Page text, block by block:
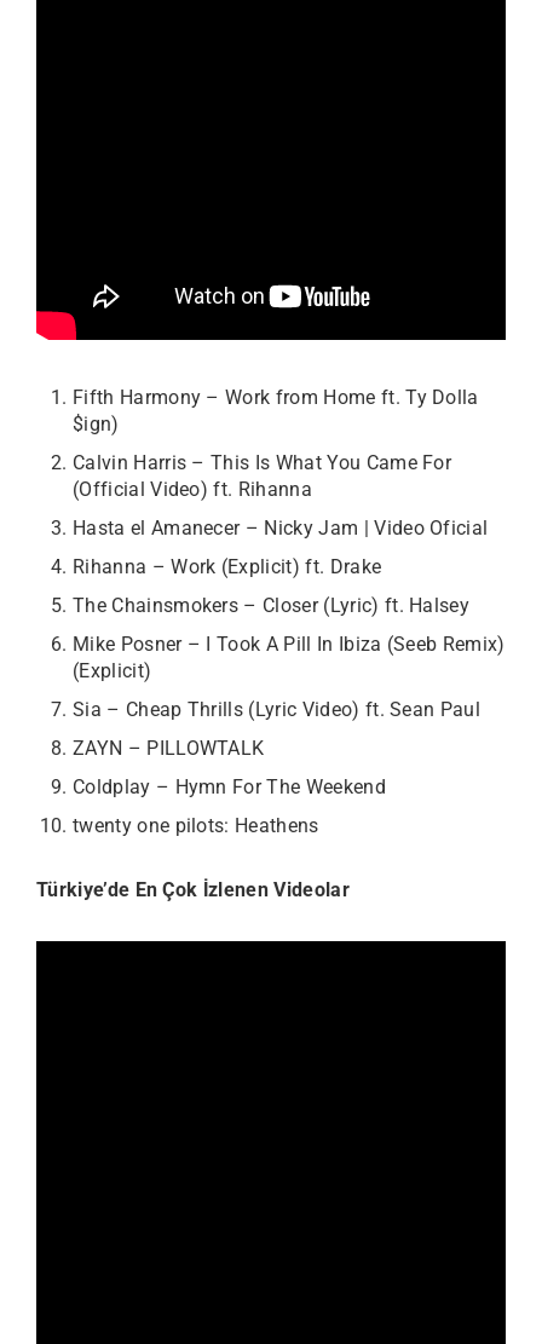
Fifth Harmony – Work from Home ft. Ty Dolla
$ign)
Calvin Harris – This Is What You Came For
(Official Video) ft. Rihanna
Hasta el Amanecer – Nicky Jam | Video Oficial
Rihanna – Work (Explicit) ft. Drake
The Chainsmokers – Closer (Lyric) ft. Halsey
Mike Posner – I Took A Pill In Ibiza (Seeb Remix)
(Explicit)
Sia – Cheap Thrills (Lyric Video) ft. Sean Paul
ZAYN – PILLOWTALK
Coldplay – Hymn For The Weekend
twenty one pilots: Heathens
Türkiye’de En Çok İzlenen Videolar